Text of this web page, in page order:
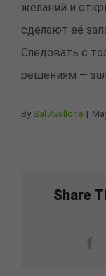
желаний и
сделают её
Следовать с
решениям —
By Sal Avallone |
Share